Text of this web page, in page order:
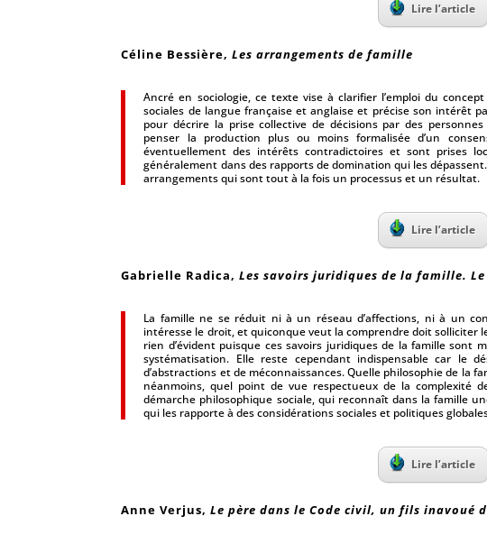
Lire l’article
Céline Bessière,Les arrangements de famille
Ancré en sociologie, ce texte vise à clarifier l’emploi du
sociales de langue française et anglaise et précise son intérêt
pour décrire la prise collective de décisions par des
penser la production plus ou moins formalisée d’un
éventuellement des intérêts contradictoires et sont prises
généralement dans des rapports de domination qui les
arrangements qui sont tout à la fois un processus et un résultat.
Lire l’article
Gabrielle Radica,Les savoirs juridiques de la famille.
La famille ne se réduit ni à un réseau d’affections, ni à un
intéresse le droit, et quiconque veut la comprendre doit solliciter
rien d’évident puisque ces savoirs juridiques de la famille sont
systématisation. Elle reste cependant indispensable car le
d’abstractions et de méconnaissances. Quelle philosophie de la
néanmoins, quel point de vue respectueux de la complexité
démarche philosophique sociale, qui reconnaît dans la famille
qui les rapporte à des considérations sociales et politiques
Lire l’article
Anne Verjus,Le père dans le Code civil, un fils inavoué